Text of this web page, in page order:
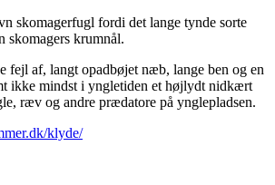
skomagerfugl fordi det lange tynde sorte
skomagers krumnål.
fejl af, langt opadbøjet næb, lange ben og en
ikke mindst i yngletiden et højlydt nidkært
ræv og andre prædatore på ynglepladsen.
klyde/